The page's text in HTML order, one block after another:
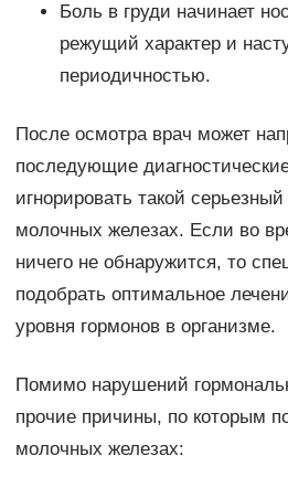
Боль в груди начинает
режущий характер и
периодичностью.
После осмотра врач может
последующие
игнорировать такой
молочных железах. Если во
ничего не обнаружится, то
подобрать оптимальное
уровня гормонов в организме.
Помимо нарушений
прочие причины, по которым
молочных железах: